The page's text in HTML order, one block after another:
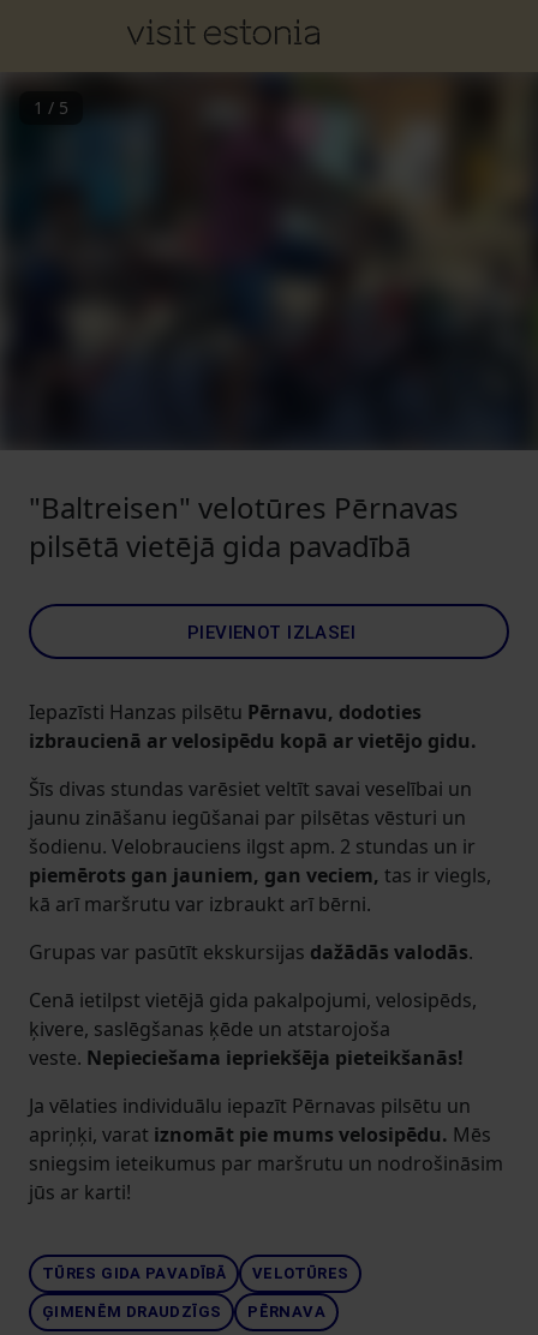
1 / 5
"Baltreisen" velotūres Pērnavas
pilsētā vietējā gida pavadībā
PIEVIENOT IZLASEI
Iepazīsti Hanzas pilsētu Pērnavu, dodoties
izbraucienā ar velosipēdu kopā ar vietējo gidu.
Šīs divas stundas varēsiet veltīt savai veselībai un
jaunu zināšanu iegūšanai par pilsētas vēsturi un
šodienu. Velobrauciens ilgst apm. 2 stundas un ir
piemērots gan jauniem, gan veciem, tas ir viegls,
kā arī maršrutu var izbraukt arī bērni.
Grupas var pasūtīt ekskursijas dažādās valodās.
Cenā ietilpst vietējā gida pakalpojumi, velosipēds,
ķivere, saslēgšanas ķēde un atstarojoša
veste. Nepieciešama iepriekšēja pieteikšanās!
Ja vēlaties individuālu iepazīt Pērnavas pilsētu un
apriņķi, varat iznomāt pie mums velosipēdu. Mēs
sniegsim ieteikumus par maršrutu un nodrošināsim
jūs ar karti!
TŪRES GIDA PAVADĪBĀ VELOTŪRES
ĢIMENĒM DRAUDZĪGS PĒRNAVA